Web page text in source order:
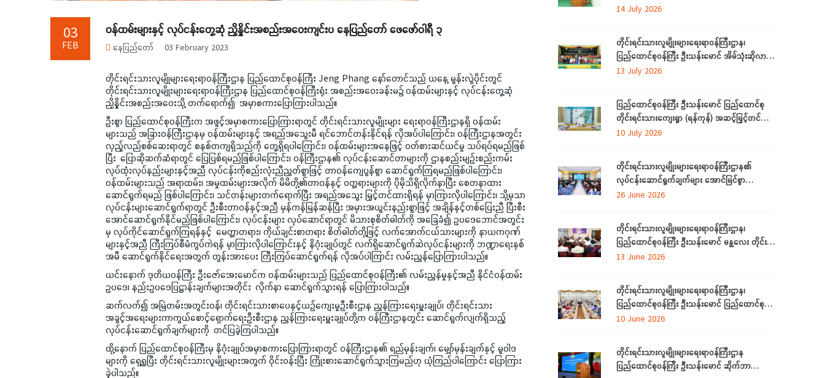
03
FEB
ဝန်ထမ်းများနှင့် လုပ်ငန်းတွေ့ဆုံ ညှိနှိုင်းအစည်းအဝေးကျင်းပ နေပြည်တော် ဖေဖော်ဝါရီ ၃
နေပြည်တော် 03 February 2023
တိုင်းရင်းသားလူမျိုများရေးရာဝန်ကြီးဌာန ပြည်ထောင်စုဝန်ကြီး Jeng Phang နော်တောင်သည် ယနေ့ မွန်းလွဲပိုင်းတွင်
တိုင်းရင်းသားလူမျိုးများရေးရာဝန်ကြီးဌာန ပြည်ထောင်စုဝန်ကြီးရုံး အစည်းအဝေးခန်းမ၌ ဝန်ထမ်းများနှင့် လုပ်ငန်းတွေ့ဆုံ
ညှိနှိုင်းအစည်းအဝေးသို့ တက်ရောက်၍ အမှာစကားပြောကြားပါသည်။
ဦးစွာ ပြည်ထောင်စုဝန်ကြီးက အဖွင့်အမှာစကားပြောကြားရာတွင် တိုင်းရင်းသားလူမျိုးများ ရေးရာဝန်ကြီးဌာနရှိ ဝန်ထမ်း
များသည် အခြားဝန်ကြီးဌာနမှ ဝန်ထမ်းများနှင့် အရည်အသွေးမီ ရင်ဘောင်တန်းနိုင်ရန် လိုအပ်ပါကြောင်း၊ ဝန်ကြီးဌာနအတွင်း
လှည့်လည်စစ်ဆေးရာတွင် စနစ်တကျရှိသည်ကို တွေ့ရှိရပါကြောင်း၊ ဝန်ထမ်းများအနေဖြင့် ဝတ်စားဆင်ယင်မှု သပ်ရပ်ရမည်ဖြစ်
ပြီး ပြောဆိုဆက်ဆံရာတွင် ပြေပြစ်ရမည်ဖြစ်ပါကြောင်း၊ ဝန်ကြီးဌာန၏ လုပ်ငန်းဆောင်တာများကို ဌာနစည်းမျဉ်းစည်းကမ်း
လုပ်ထုံးလုပ်နည်းများနှင့်အညီ လုပ်ငန်းကိုစည်းလုံးညီညွတ်စွာဖြင့် တာဝန်ကျေပွန်စွာ ဆောင်ရွက်ကြရမည်ဖြစ်ပါကြောင်း၊
ဝန်ထမ်းများသည် အရာထမ်း၊ အမှုထမ်းများအလိုက် မိမိတို့၏တာဝန်နှင့် ဝတ္တရားများကို ပိုမိုသိရှိလိုက်နာပြီး စေတနာထား
ဆောင်ရွက်ရမည် ဖြစ်ပါ‌ကြောင်း၊ သင်တန်းများတက်ရောက်ပြီး အရည်အသွေး မြှင့်တင်ထားရှိရန် မှာကြားလိုပါကြောင်း၊ သို့မှသာ
လုပ်ငန်းများဆောင်ရွက်ရာတွင် ဦးစီးတာဝန်နှင့်အညီ မှန်ကန်မြန်ဆန်ပြီး အမှားအယွင်းနည်းစွာဖြင့် အချိန်နှင့်တစ်ပြေးညီ ပြီးစီး
အောင်ဆောင်ရွက်နိုင်မည်ဖြစ်ပါကြောင်း၊ လုပ်ငန်းများ လုပ်ဆောင်ရာတွင် မိသားစုစိတ်ဓါတ်ကို အခြေခံ၍ ဥပဒေဘောင်အတွင်း
မှ လုပ်ကိုင်ဆောင်ရွက်ကြရန်နှင့် မေတ္တာတရား၊ ကိုယ်ချင်းစာတရား စိတ်ဓါတ်တို့ဖြင့် လက်အောက်ငယ်သားများကို နာယကဂုဏ်
များနှင့်အညီ ကြီးကြပ်စီမံကွပ်ကဲရန် မှာကြားလိုပါကြောင်းနှင့် နိဂုံးချုပ်တွင် လက်ရှိဆောင်ရွက်ဆဲလုပ်ငန်းများကို ဘဏ္ဍာရေးနှစ်
အမီ ဆောင်ရွက်နိုင်ရေးအတွက် တွန်းအားပေး ကြီးကြပ်ဆောင်ရွက်ရန် လိုအပ်ပါကြာင်း လမ်းညွှန်ပြောကြားပါသည်။
ယင်းနောက် ဒုတိယဝန်ကြီး ဦးဇော်အေးမောင်က ဝန်ထမ်းများသည် ပြည်ထောင်စုဝန်ကြီး၏ လမ်းညွှန်မှုနှင့်အညီ နိုင်ငံဝန်ထမ်း
ဥပဒေ၊ နည်းဥပဒေပြဋ္ဌာန်းချက်များအတိုင်း လိုက်နာ ဆောင်ရွက်သွားရန် ပြောကြားပါသည်။
ဆက်လက်၍ အမြဲတမ်းအတွင်းဝန်၊ တိုင်းရင်းသားစာပေနှင့်ယဉ်ကျေးမှုဦးစီးဌာန ညွှန်ကြားရေးမှူးချုပ်၊ တိုင်းရင်းသား
အခွင့်အရေးများကာကွယ်စောင့်ရှောက်ရေးဦးစီးဌာန ညွှန်ကြားရေးမှူးချုပ်တို့က ဝန်ကြီးဌာနတွင်း ဆောင်ရွက်လျက်ရှိသည့်
လုပ်ငန်းဆောင်ရွက်ချက်များကို တင်ပြခဲ့ကြပါသည်။
ထို့နောက် ပြည်ထောင်စုဝန်ကြီးမှ နိဂုံးချုပ်အမှာစကားပြောကြားရာတွင် ဝန်ကြီးဌာန၏ ရည်မှန်းချက်၊ မျှော်မှန်းချက်နှင့် မူဝါဒ
များကို ရှေ့ရှုပြီး တိုင်းရင်းသားလူမျိုးများအတွက် ဝိုင်းဝန်းပြီး ကြိုးစားဆောင်ရွက်သွားကြမည်ဟု ယုံကြည်ပါကြောင်း ပြောကြား
ခဲ့ပါသည်။
ပညာသင်တန်းများ သင်တန်းဆင်းပွဲအခမ်းအနားသို့
14 July 2026
တိုင်းရင်းသားလူမျိုးများရေးရာဝန်ကြီးဌာန၊
ပြည်ထောင်စုဝန်ကြီး ဦးသန်းမောင် အိမ်သုံးဆိုလာ
များ လွှဲပြောင်းထောက်ပံ့ပေးခြင်း အခမ်းအနားသို့
13 July 2026
ပြည်ထောင်စုဝန်ကြီး ဦးသန်းမောင် ပြည်ထောင်စု
တိုင်းရင်းသားကျေးရွာ (ရန်ကုန်) အဆင့်မြှင့်တင်
လုပ်ငန်းဆောင်ရွက်မှုများအား သွားရောက်ကြည့်ရှု
10 July 2026
တိုင်းရင်းသားလူမျိုးများရေးရာဝန်ကြီးဌာန၏
လုပ်ငန်းဆောင်ရွက်ချက်များ အောင်မြင်စွာ
အကောင်အထည်ဖော်နိုင်ရေးအတွက် ရှင်းလင်း
26 June 2026
တိုင်းရင်းသားလူမျိုးများရေးရာဝန်ကြီးဌာန၊
ပြည်ထောင်စုဝန်ကြီး ဦးသန်းမောင် မန္တလေး တိုင်း
ဒေသကြီးအတွင်းရှိ တိုင်းရင်းသားစာပေနှင့်
13 June 2026
တိုင်းရင်းသားလူမျိုးများရေးရာဝန်ကြီးဌာန၊
ပြည်ထောင်စုဝန်ကြီး ဦးသန်းမောင် ပြည်ထောင်စု
နယ်မြေ နေပြည်တော်အတွင်းရှိ တိုင်းရင်းသားစာပေ
ဆွေးနွေး
10 June 2026
တိုင်းရင်းသားလူမျိုးများရေးရာဝန်ကြီးဌာန
ပြည်ထောင်စုဝန်ကြီး ဦးသန်းမောင် ဆိုက်ဘာ